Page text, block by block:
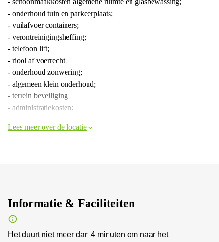
- schoonmaakkosten algemene ruimte en glasbewassing;
- onderhoud tuin en parkeerplaats;
- vuilafvoer containers;
- verontreinigingsheffing;
- telefoon lift;
- riool af voerrecht;
- onderhoud zonwering;
- algemeen klein onderhoud;
- terrein beveiliging
- administratiekosten;
Lees meer over de locatie
Informatie & Faciliteiten
Het duurt niet meer dan 4 minuten om naar het